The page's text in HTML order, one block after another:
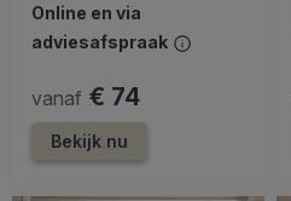
Online en via
adviesafspraak
vanaf € 74
Bekijk nu